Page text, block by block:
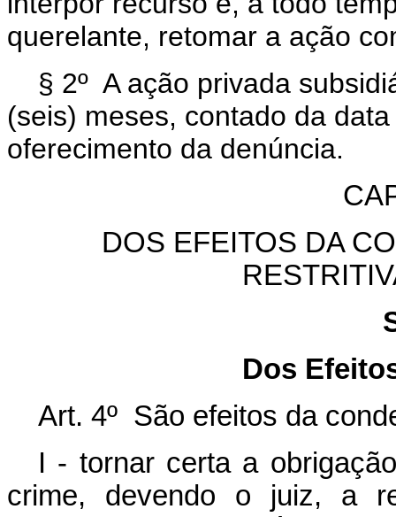
querelante, retomar a ação
§ 2º A ação privada
(seis) meses, contado da
oferecimento da denúncia.
DOS EFEITOS DA
Dos
Art. 4º São efeitos da
I - tornar certa a
crime, devendo o juiz, a